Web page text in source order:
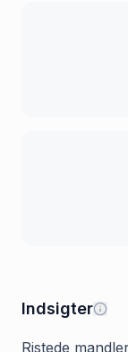
Indsigter
Ristede